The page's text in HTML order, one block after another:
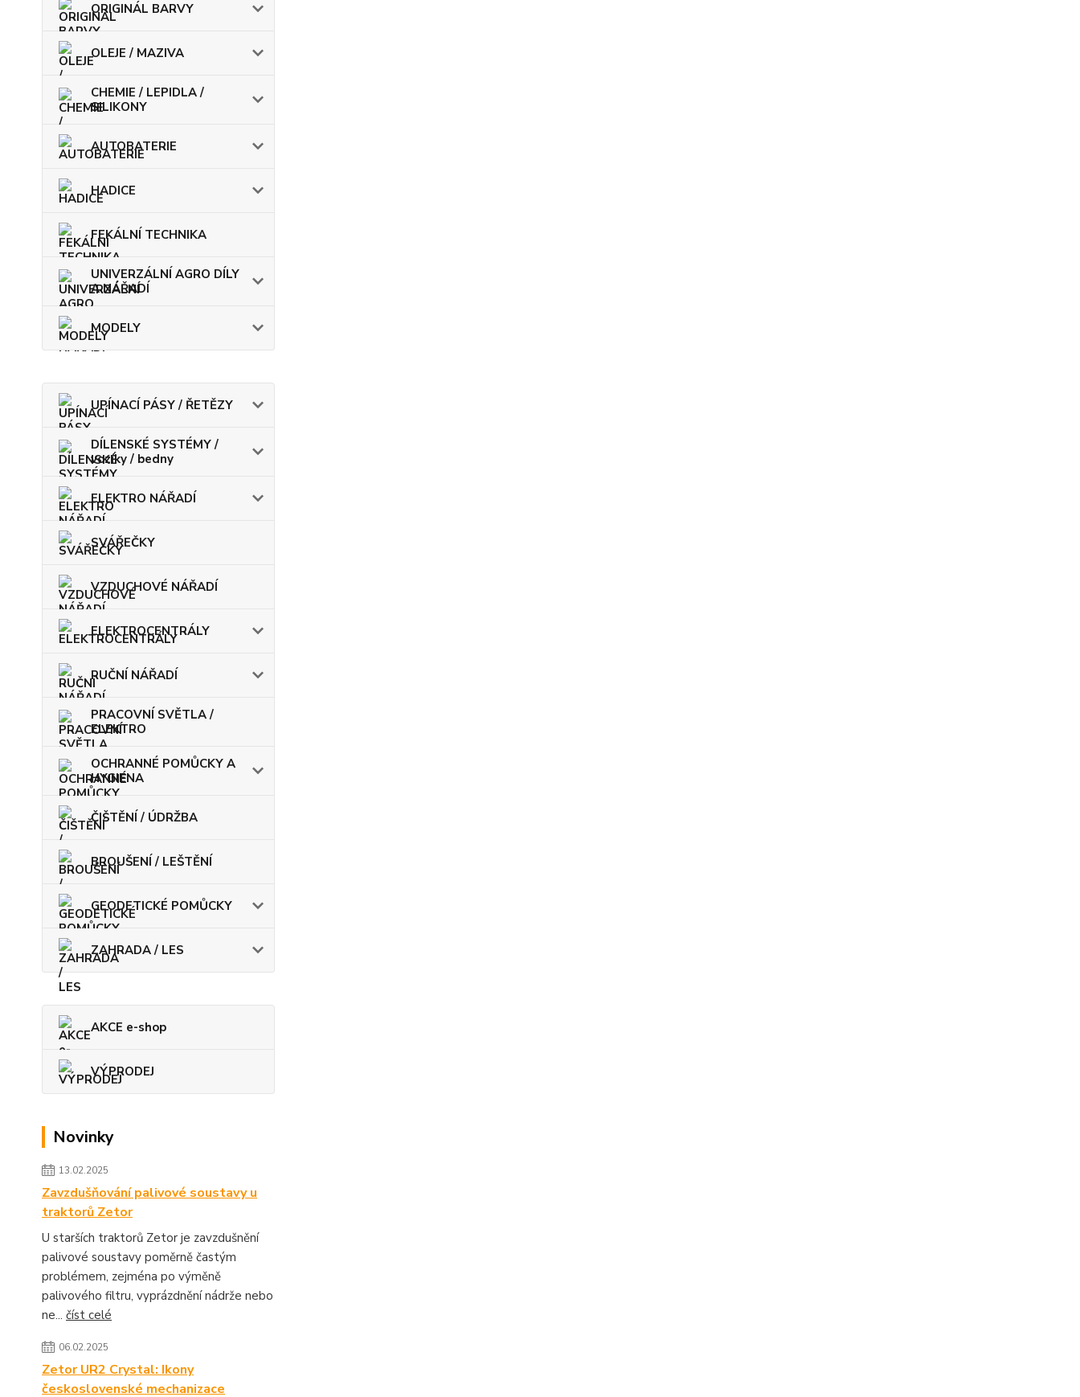
ORIGINÁL BARVY
OLEJE / MAZIVA
CHEMIE / LEPIDLA /
SILIKONY
AUTOBATERIE
HADICE
FEKÁLNÍ TECHNIKA
UNIVERZÁLNÍ AGRO DÍLY
A NÁŘADÍ
MODELY
UPÍNACÍ PÁSY / ŘETĚZY
DÍLENSKÉ SYSTÉMY /
vozíky / bedny
ELEKTRO NÁŘADÍ
SVÁŘEČKY
VZDUCHOVÉ NÁŘADÍ
ELEKTROCENTRÁLY
RUČNÍ NÁŘADÍ
PRACOVNÍ SVĚTLA /
ELEKTRO
OCHRANNÉ POMŮCKY A
HYGIENA
ČIŠTĚNÍ / ÚDRŽBA
BROUŠENÍ / LEŠTĚNÍ
GEODETICKÉ POMŮCKY
ZAHRADA / LES
AKCE e-shop
VÝPRODEJ
Novinky
13.02.2025
Zavzdušňování palivové soustavy u
traktorů Zetor
U starších traktorů Zetor je zavzdušnění
palivové soustavy poměrně častým
problémem, zejména po výměně
palivového filtru, vyprázdnění nádrže nebo
ne... číst celé
06.02.2025
Zetor UR2 Crystal: Ikony
československé mechanizace